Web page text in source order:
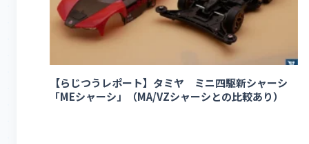
【らじつうレポート】タミヤ ミニ四駆新シャーシ
「MEシャーシ」（MA/VZシャーシとの比較あり）